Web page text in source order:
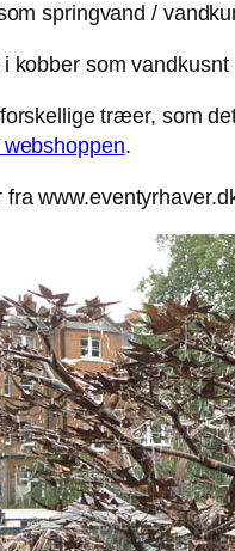
springvand /
træer, som
.